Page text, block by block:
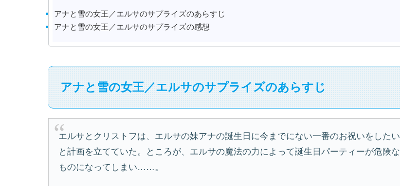
アナと雪の女王／エルサのサプライズのあらすじ
アナと雪の女王／エルサのサプライズの感想
アナと雪の女王／エルサのサプライズのあらすじ
エルサとクリストフは、エルサの妹アナの誕生日に今までにない一番のお祝いをしたい
と計画を立てていた。ところが、エルサの魔法の力によって誕生日パーティーが危険な
ものになってしまい……。